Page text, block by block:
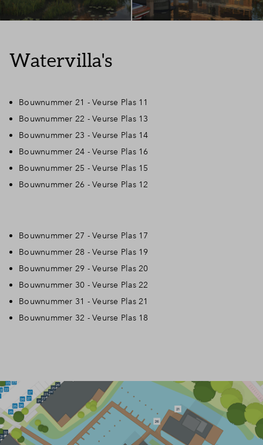
Watervilla's
Bouwnummer 21 - Veurse Plas 11
Bouwnummer 22 - Veurse Plas 13
Bouwnummer 23 - Veurse Plas 14
Bouwnummer 24 - Veurse Plas 16
Bouwnummer 25 - Veurse Plas 15
Bouwnummer 26 - Veurse Plas 12
Bouwnummer 27 - Veurse Plas 17
Bouwnummer 28 - Veurse Plas 19
Bouwnummer 29 - Veurse Plas 20
Bouwnummer 30 - Veurse Plas 22
Bouwnummer 31 - Veurse Plas 21
Bouwnummer 32 - Veurse Plas 18